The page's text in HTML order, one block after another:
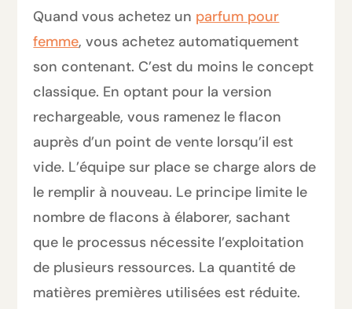
Quand vous achetez un parfum pour
femme, vous achetez automatiquement
son contenant. C’est du moins le concept
classique. En optant pour la version
rechargeable, vous ramenez le flacon
auprès d’un point de vente lorsqu’il est
vide. L’équipe sur place se charge alors de
le remplir à nouveau. Le principe limite le
nombre de flacons à élaborer, sachant
que le processus nécessite l’exploitation
de plusieurs ressources. La quantité de
matières premières utilisées est réduite.